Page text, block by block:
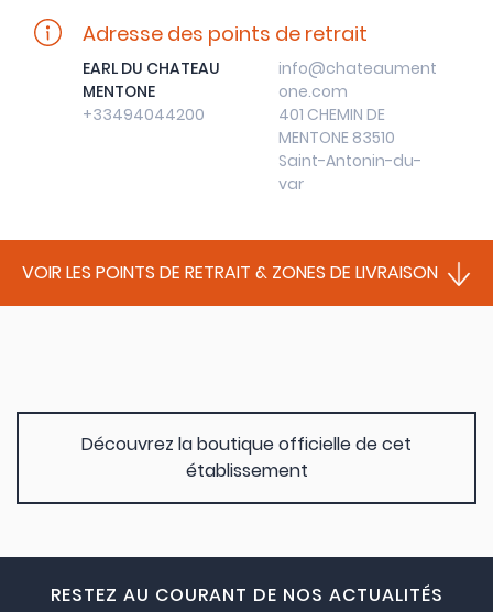
Adresse des points de retrait
EARL DU CHATEAU
MENTONE
+33494044200
info@chateaument
one.com
401 CHEMIN DE
MENTONE 83510
Saint-Antonin-du-
var
VOIR LES POINTS DE RETRAIT & ZONES DE LIVRAISON
Découvrez la boutique officielle de cet
établissement
RESTEZ AU COURANT DE NOS ACTUALITÉS